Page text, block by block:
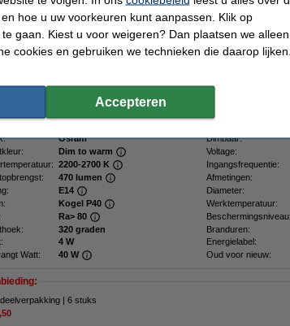
GlowDim led lamp met E14 fitting van Osram heeft een
lamp kan worden gedimd van het licht van een gloeilamp naar
de gloeilamp is 2700K en dat loopt terug tot de extra warm witte
van Osram een filament lamp, waardoor deze op de
heeft deze kogelvormige P40 led lamp van Osram een
van 470 lumen. Dit komt neer op 117 lumen per watt.
Osram Dimbaar:
Dim to warm Voltage:
2200-2700 K Ingangsfrequentie:
470 lumen Afmetingen:
E14 Diameter:
Kogel P40 Werktemperatuur:
Ra> 80 Beschermingsniveau:
320 graden Branduren:
4 W Energielabel:
Watt:
40 W Oud voor nieuw:
| 6 stuks
hoe u uw voorkeuren kunt aanpassen. Klik op
gaan. Kiest u voor weigeren? Dan plaatsen we alleen
cookies en gebruiken we technieken die daarop lijken.
Accepteren